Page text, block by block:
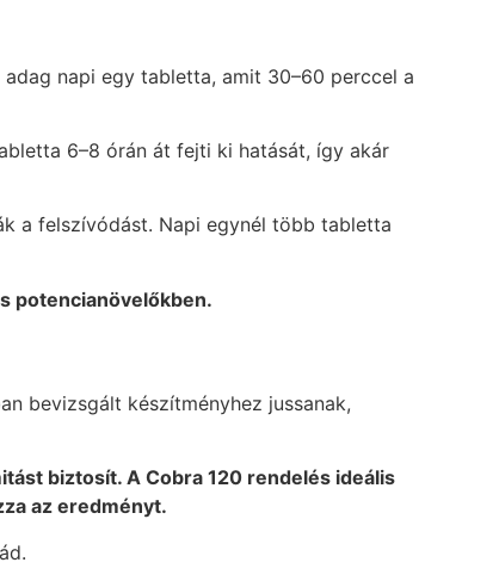
napi egy tabletta, amit 30–60 perccel a
6–8 órán át fejti ki hatását, így akár
a felszívódást. Napi egynél több tabletta
potencianövelőkben.
bevizsgált készítményhez jussanak,
biztosít. A Cobra 120 rendelés ideális
az eredményt.